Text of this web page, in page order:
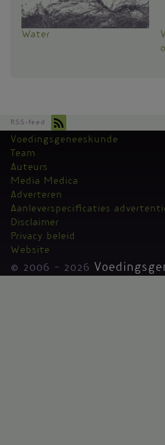
Water
RSS-feed
Kantoormenu
Voedingsgeneeskunde
Team
Auteurs
Media Medica
Adverteren
Aanleverspecificaties
Disclaimer
Privacy beleid
Website
© 2006 - 2026